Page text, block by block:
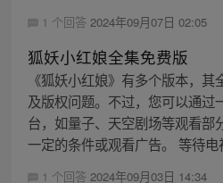
1 个回答 2024年09月07日 02:05
狐妖小红娘全集免费版
《狐妖小红娘》有多个版本，
及版权问题。不过，您可以通过
台，如量子、天空剧场等观看部
一定的条件或观看广告。 等待
1 个回答 2024年09月03日 14:34